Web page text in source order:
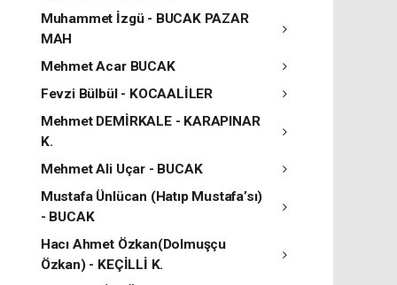
Muhammet İzgü - BUCAK PAZAR
MAH
Mehmet Acar BUCAK
Fevzi Bülbül - KOCAALİLER
Mehmet DEMİRKALE - KARAPINAR
K.
Mehmet Ali Uçar - BUCAK
Mustafa Ünlücan (Hatıp Mustafa’sı)
- BUCAK
Hacı Ahmet Özkan(Dolmuşçu
Özkan) - KEÇİLLİ K.